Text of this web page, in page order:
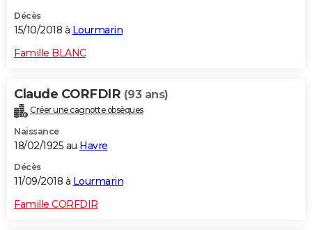
Décès
15/10/2018 à Lourmarin
Famille BLANC
Claude CORFDIR (93 ans)
Créer une cagnotte obsèques
Naissance
18/02/1925 au Havre
Décès
11/09/2018 à Lourmarin
Famille CORFDIR